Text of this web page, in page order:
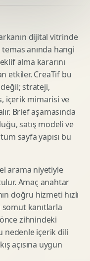
dijital vitrinde
temas anında hangi
alma kararını
etkiler. CreaTif bu
strateji,
içerik mimarisi ve
Brief aşamasında
satış modeli ve
sayfa yapısı bu
arama niyetiyle
Amaç anahtar
doğru hizmeti hızlı
somut kanıtlarla
zihnindeki
nedenle içerik dili
açısına uygun